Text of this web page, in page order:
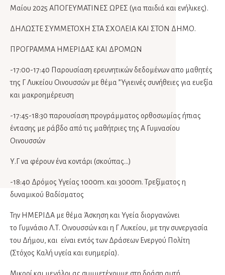
Μαίου 2025 ΑΠΟΓΕΥΜΑΤΙΝΕΣ ΩΡΕΣ (για παιδιά και ενήλικες).
ΔΗΛΩΣΤΕ ΣΥΜΜΕΤΟΧΗ ΣΤΑ ΣΧΟΛΕΙΑ ΚΑΙ ΣΤΟΝ ΔΗΜΟ.
ΠΡΟΓΡΑΜΜΑ ΗΜΕΡΙΔΑΣ ΚΑΙ ΔΡΟΜΩΝ
-17:00-17:40 Παρουσίαση ερευνητικών δεδομένων απο μαθητές
της Γ Λυκείου Οινουσσών με θέμα ”Υγιεινές συνήθειες για ευεξία
και μακροημέρευση
-17:45-18:30 παρουσίαση προγράμματος ορθοσωμίας ήπιας
έντασης με ράβδο από τις μαθήτριες της Α Γυμνασίου
Οινουσσών
Υ.Γ να φέρουν ένα κοντάρι (σκούπας…)
-18:40 Δρόμος Υγείας 1000m. και 3000m. Τρεξίματος η
δυναμικού Βαδίσματος
Την ΗΜΕΡΙΔΑ με θέμα Άσκηση και Υγεία διοργανώνει
τo Γυμνάσιο Λ.Τ. Οινουσσών και η Γ Λυκείου, με την συνεργασία
του Δήμου, και είναι εντός των Δράσεων Ενεργού Πολίτη
(Στόχος Καλή υγεία και ευημερία).